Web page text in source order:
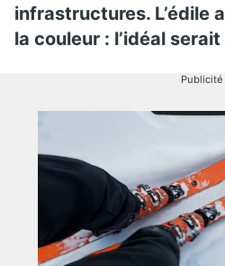
infrastructures. L’édile
la couleur : l’idéal
Publicité